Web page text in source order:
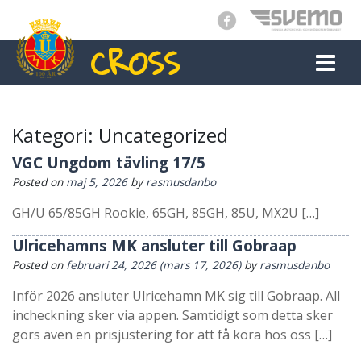
MAIN NAVIGATION
CROSS
Kategori: Uncategorized
VGC Ungdom tävling 17/5
Posted on maj 5, 2026by rasmusdanbo
GH/U 65/85GH Rookie, 65GH, 85GH, 85U, MX2U […]
Ulricehamns MK ansluter till Gobraap
Posted on februari 24, 2026(mars 17, 2026) by rasmusdanbo
Inför 2026 ansluter Ulricehamn MK sig till Gobraap. All
incheckning sker via appen. Samtidigt som detta sker
görs även en prisjustering för att få köra hos oss […]